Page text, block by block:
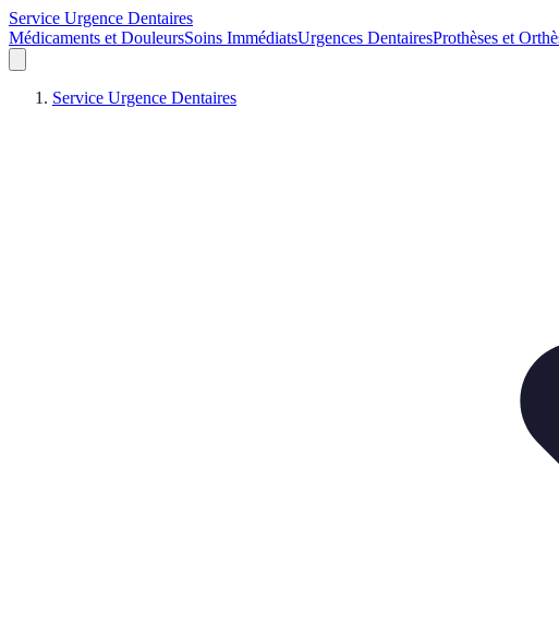
Service Urgence Dentaires
Médicaments et DouleursSoins ImmédiatsUrgences DentairesProthèses et
Service Urgence Dentaires